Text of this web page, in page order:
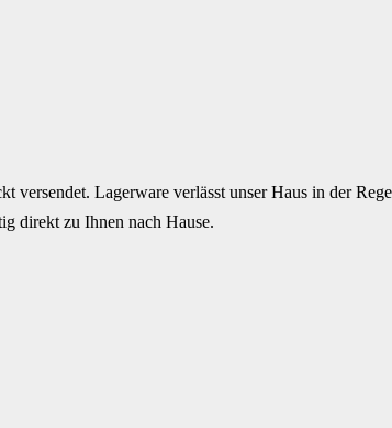
versendet. Lagerware verlässt unser Haus in der
direkt zu Ihnen nach Hause.